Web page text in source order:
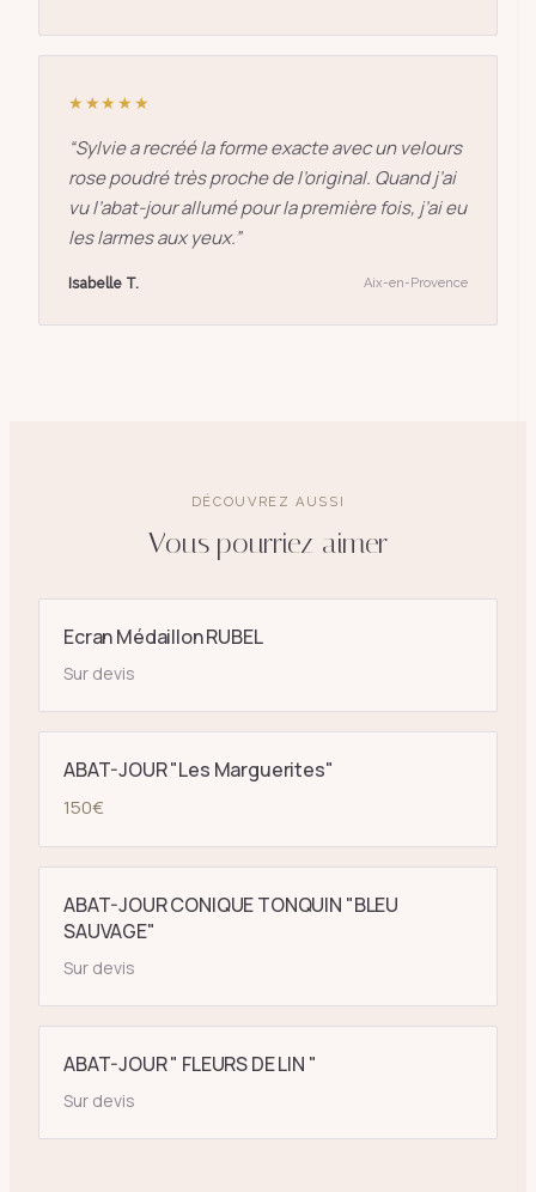
★★★★★
“Sylvie a recréé la forme exacte avec un velours
rose poudré très proche de l’original. Quand j’ai
vu l’abat-jour allumé pour la première fois, j’ai eu
les larmes aux yeux.”
Isabelle T. Aix-en-Provence
DÉCOUVREZ AUSSI
Vous pourriez aimer
Ecran Médaillon RUBEL
Sur devis
ABAT-JOUR "Les Marguerites"
150€
ABAT-JOUR CONIQUE TONQUIN "BLEU
SAUVAGE"
Sur devis
ABAT-JOUR " FLEURS DE LIN "
Sur devis